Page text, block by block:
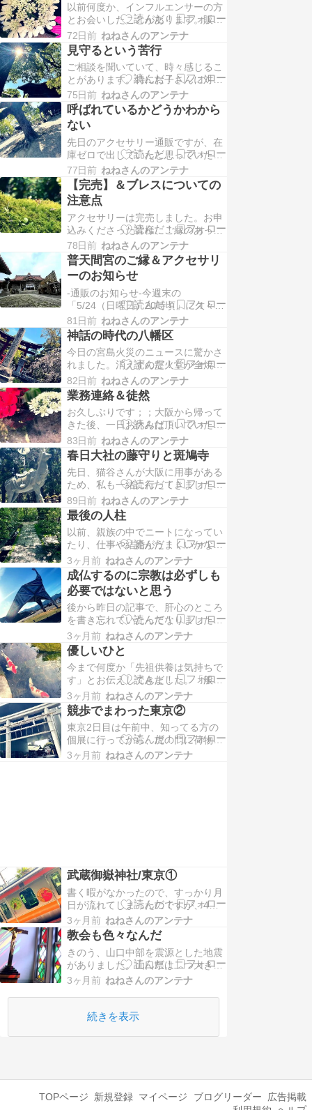
以前何度か、インフルエンサーの方
とお会いしたことがあります。販売
系の方だったり、講師の方だったり
と色々ですが、どちらも綺麗な方で
魔女系パワーの方でした。講師の方
は夢に出てきて、手を握ってこられ
ました。私のことを認識されている
のは知っていたのですが、まさか引
っ張られるとは思わずに…
72日前 ねねさんのアンテナ
見守るという苦行
ご相談を聞いていて、時々感じるこ
とがあります。特にお子さんに対し
て多いですが、他人に対しても同様
になりがちな方もいらっしゃいま
す。色々口をだしたり、助け船を出
したくなる時もあると思います。お
子さんの年齢によっては、勿論必要
な時もあります。しかし成人してい
るお子さんに関しては、「…
75日前 ねねさんのアンテナ
呼ばれているかどうかわから
ない
先日のアクセサリー通販ですが、在
庫ゼロで出していたと思っていたカ
イヤナイトは通常通り通販できてい
たようです；；けっこう早い段階で
売り切れていたそうで、教えて頂き
ありがとうございました。メール検
索しても出て来ず、メールも開けず
で、在庫ゼロのままアップしたのか
な？と勘違いしてしまい…
77日前 ねねさんのアンテナ
【完売】＆ブレスについての
注意点
アクセサリーは完売しました。お申
込みくださった皆様、ご縁のあった
皆様、誠にありがとうございまし
た。当選された方には一度はメール
を送らせて頂いています。迷惑メー
ルフォルダも含めて、ご確認くださ
い。大玉カイヤナイトなのですが…
コレクションにしていた石なので、
試しに出してみようと思っ…
78日前 ねねさんのアンテナ
普天間宮のご縁＆アクセサリ
ーのお知らせ
-通販のお知らせ-今週末の
「5/24（日曜日）20時頃」に久々に
アクセサリー通販を予定していま
す。明日中には、石の写真を事前ア
ップできるようにする予定です。も
しご縁がありましたらよろしくお願
いいたします。ここ数年は落ちつい
ていたのですが、最近また沖縄に引
っ張られ始めたなぁと思い…
81日前 ねねさんのアンテナ
神話の時代の八幡区
今日の宮島火災のニュースに驚かさ
れました。消えずの霊火堂が全焼し
たそうですが、火は別の場所にも保
管してあるそうで、無事と聞いてほ
っとしました。6月に恐らく宮島に
行く予定なんですが、上にあがる予
定はないので、焼け跡を見ることな
いかもしれません。4月に氣比神宮
に行きました。去年から…
82日前 ねねさんのアンテナ
業務連絡＆徒然
お久しぶりです；；大阪から帰って
きた後、一日お休みは頂いていたん
ですが、ハードな鑑定が続いたり
と、疲れからか久々にヘルペスにな
りました_(:3 」∠)_すぐ病院に行っ
たので、もう治りかけていますが、
今度は家族の病気対応などにまた追
われてバタバタしていました。色紙
をけっこうお待た…
83日前 ねねさんのアンテナ
春日大社の藤守りと斑鳩寺
先日、猫谷さんが大阪に用事がある
ため、私も一緒に行ってきました。
一日目が大阪で、次の日奈良をまわ
ったのですが、ずっと欲しかった春
日大社の藤守りをゲットできまし
た。わーい('ω')ﾉｼ春にしか売ってい
ないので、中々タイミングが合いま
せんでした；；2日間ずっと天気が
良かったです。行…
89日前 ねねさんのアンテナ
最後の人柱
以前、親族の中でニートになってい
たり、仕事や結婚がうまくいかない
方は、「人柱」のように先祖の厄を
受けている可能性があると書いたこ
とがあります。私も昔はそうでし
た。私の母方の従弟で一人、そうい
うひとがいます。1、2年前くらい
に、猫谷さんが仕事先で訪問した家
のことで私にこう言ってき…
3ヶ月前 ねねさんのアンテナ
成仏するのに宗教は必ずしも
必要ではないと思う
後から昨日の記事で、肝心のところ
を書き忘れていたってなりました＾
＾；きのう、般若心経のことを書か
せてもらいましたが、真面目な方は
先祖供養の方法を熱心に踏襲されま
す。逆に言うと、方法が合っていれ
ば供養できていると思いがちなの
で、きのうの記事を書かせて頂きま
した。しかし方法ではなく…
3ヶ月前 ねねさんのアンテナ
優しいひと
今まで何度か「先祖供養は気持ちで
す」とお伝えしてきました。「般若
心経を唱えているので、先祖供養で
きています」「お坊さんと一緒にや
ってるので大丈夫です」と、過去に
言われたことがあるのですが、そん
な方でも先祖が頼ってきたことがあ
りました。言葉にはエネルギーが乗
3ヶ月前 ねねさんのアンテナ
競歩でまわった東京②
東京2日目は午前中、知ってる方の
個展に行ってから、虎の門に荷物を
預けて、徒歩で神社を巡りました。
3ヶ月前 ねねさんのアンテナ
武蔵御嶽神社/東京①
書く暇がなかったので、すっかり月
日が流れてしまったのですが、4月
に私用があって、東京に行ってきま
した。折角なので、一日目は以前か
ら行きたかった武蔵御嶽神社さんに
行ってきました。御嶽駅に向かう途
中の電車がすごく可愛かったです。
シートのデザインも可愛い＾＾森っ
3ヶ月前 ねねさんのアンテナ
教会も色々なんだ
きのう、山口中部を震源とした地震
がありました。山口県は二つ大きめ
の活断層がありまして、そのうちの
ので、買い足さないとなぁと思って
揺れているという印象がありますの
3ヶ月前 ねねさんのアンテナ
続きを表示
TOPページ 新規登録 マイページ ブログリーダー
広告掲載